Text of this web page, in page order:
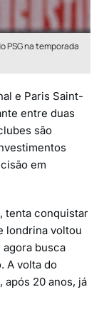
PSG na temporada
e Paris Saint-
entre duas
são
em
tenta conquistar
londrina voltou
busca
A volta do
após 20 anos, já